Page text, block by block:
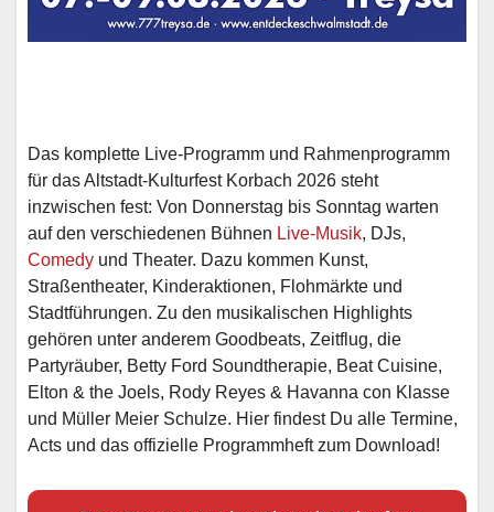
Das komplette Live-Programm und Rahmenprogramm
für das Altstadt-Kulturfest Korbach 2026 steht
inzwischen fest: Von Donnerstag bis Sonntag warten
auf den verschiedenen Bühnen Live-Musik, DJs,
Comedy und Theater. Dazu kommen Kunst,
Straßentheater, Kinderaktionen, Flohmärkte und
Stadtführungen. Zu den musikalischen Highlights
gehören unter anderem Goodbeats, Zeitflug, die
Partyräuber, Betty Ford Soundtherapie, Beat Cuisine,
Elton & the Joels, Rody Reyes & Havanna con Klasse
und Müller Meier Schulze. Hier findest Du alle Termine,
Acts und das offizielle Programmheft zum Download!